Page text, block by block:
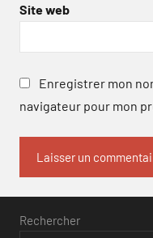
Site web
Enregistrer mon
navigateur pour mon
Rechercher